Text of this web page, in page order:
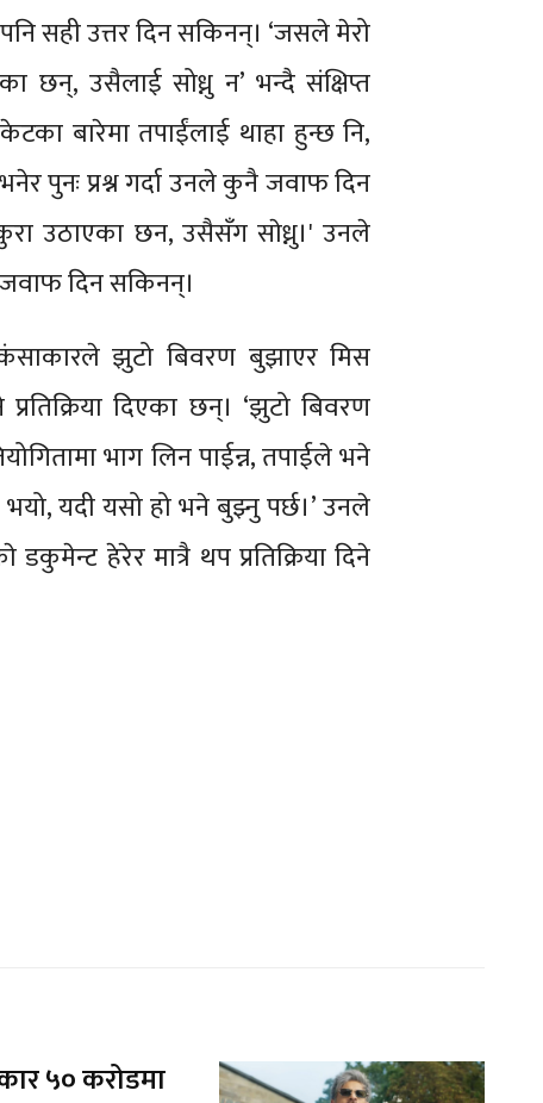
सही उत्तर दिन सकिनन्। ‘जसले मेरो
छन्, उसैलाई सोध्नु न’ भन्दै संक्षिप्त
बारेमा तपाईंलाई थाहा हुन्छ नि,
पुनः प्रश्न गर्दा उनले कुनै जवाफ दिन
उठाएका छन, उसैसँग साेध्नु।' उनले
दिन सकिनन्।
कंसाकारले झुटो बिवरण बुझाएर मिस
दिएका छन्। ‘झुटो बिवरण
भाग लिन पाईन्न, तपाईले भने
यदी यसो हो भने बुझ्नु पर्छ।’ उनले
हेरेर मात्रै थप प्रतिक्रिया दिने
५० करोडमा